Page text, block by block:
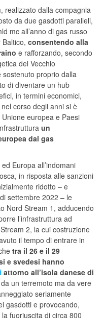
realizzato dalla compagnia
da due gasdotti paralleli,
mc all’anno di gas russo
consentendo alla
e rafforzando, secondo
del Vecchio
proprio dalla
di diventare un hub
in termini economici,
corso degli anni si è
europea e Paesi
un
dal gas
Europa all’indomani
in risposta alle sanzioni
ridotto – e
settembre 2022 – le
Nord Stream 1, adducendo
l’infrastruttura ad
2, la cui costruzione
il tempo di entrare in
tra il 26 e il 29
e svedesi hanno
attorno all’isola danese di
un terremoto ma da vere
seriamente
gasdotti e provocando,
fuoriuscita di circa 800